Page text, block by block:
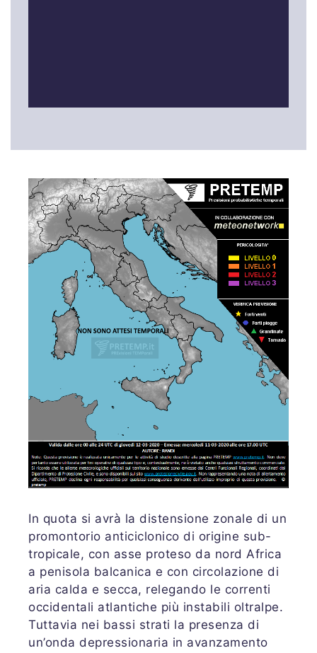
In quota si avrà la distensione zonale di un
promontorio anticiclonico di origine sub-
tropicale, con asse proteso da nord Africa
a penisola balcanica e con circolazione di
aria calda e secca, relegando le correnti
occidentali atlantiche più instabili oltralpe.
Tuttavia nei bassi strati la presenza di
un’onda depressionaria in avanzamento